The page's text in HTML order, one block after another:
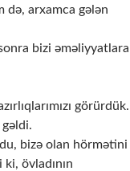
də, arxamca gələn
bizi əməliyyatlara
görürdük.
bizə olan hörmətini
övladının